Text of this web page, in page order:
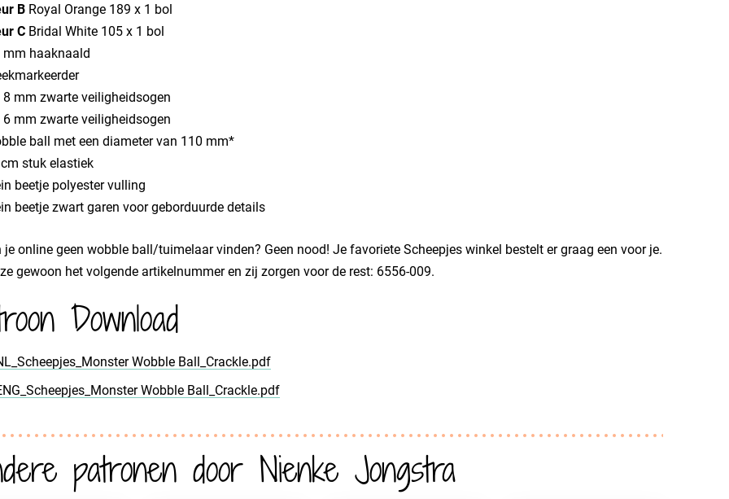
B Royal Orange 189 x 1 bol
C Bridal White 105 x 1 bol
mm haaknaald
8 mm zwarte veiligheidsogen
6 mm zwarte veiligheidsogen
ball met een diameter van 110 mm*
stuk elastiek
beetje polyester vulling
beetje zwart garen voor geborduurde details
je online geen wobble ball/tuimelaar vinden? Geen nood! Je favoriete Scheepjes winkel bestelt er graag een voor je.
gewoon het volgende artikelnummer en zij zorgen voor de rest: 6556-009.
Download
Wobble Ball_Crackle.pdf
Wobble Ball_Crackle.pdf
patronen door Nienke Jongstra